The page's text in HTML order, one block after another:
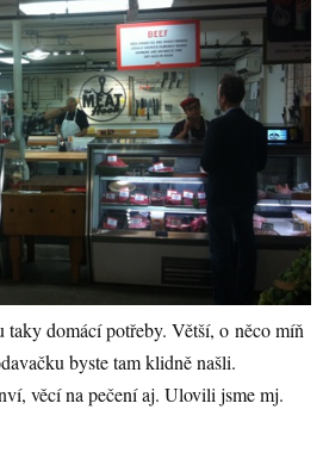
taky domácí potřeby. Větší, o něco míň
byste tam klidně našli.
věcí na pečení aj. Ulovili jsme mj.